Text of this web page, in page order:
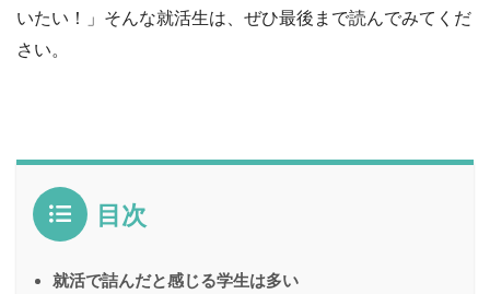
いたい！」そんな就活生は、ぜひ最後まで読んでみてくだ
さい。
目次
就活で詰んだと感じる学生は多い